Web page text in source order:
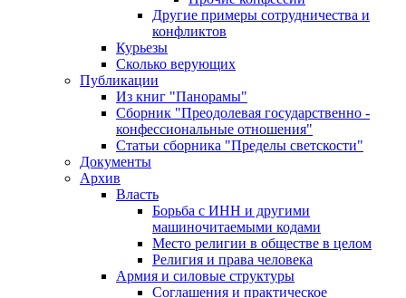
Другие примеры сотрудничества и
конфликтов
Курьезы
Сколько верующих
Публикации
Из книг "Панорамы"
Сборник "Преодолевая государственно -
конфессиональные отношения"
Статьи сборника "Пределы светскости"
Документы
Архив
Власть
Борьба с ИНН и другими
машиночитаемыми кодами
Место религии в обществе в целом
Религия и права человека
Армия и силовые структуры
Соглашения и практическое